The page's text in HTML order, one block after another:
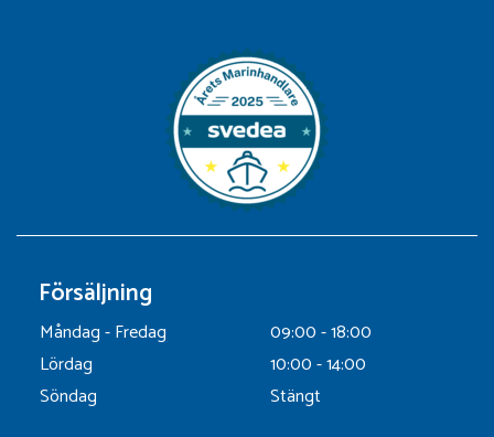
Försäljning
Måndag - Fredag
09:00 - 18:00
Lördag
10:00 - 14:00
Söndag
Stängt